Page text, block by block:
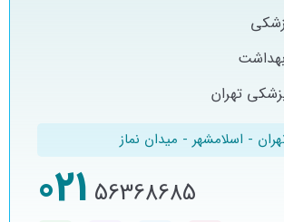
تهران
- اسلامشهر - میدان نماز
56368685
021